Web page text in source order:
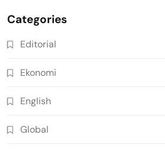
Categories
Editorial
Ekonomi
English
Global